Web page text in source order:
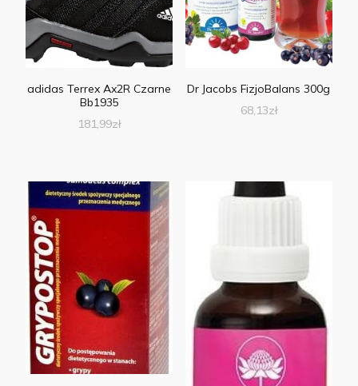
adidas Terrex Ax2R Czarne
Bb1935
181,99zł
Dr Jacobs FizjoBalans 300g
68,13zł